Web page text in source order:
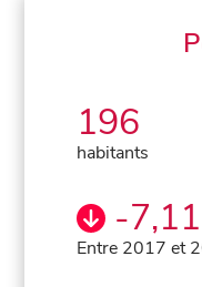
196
habitants
-
Entre 2017 et